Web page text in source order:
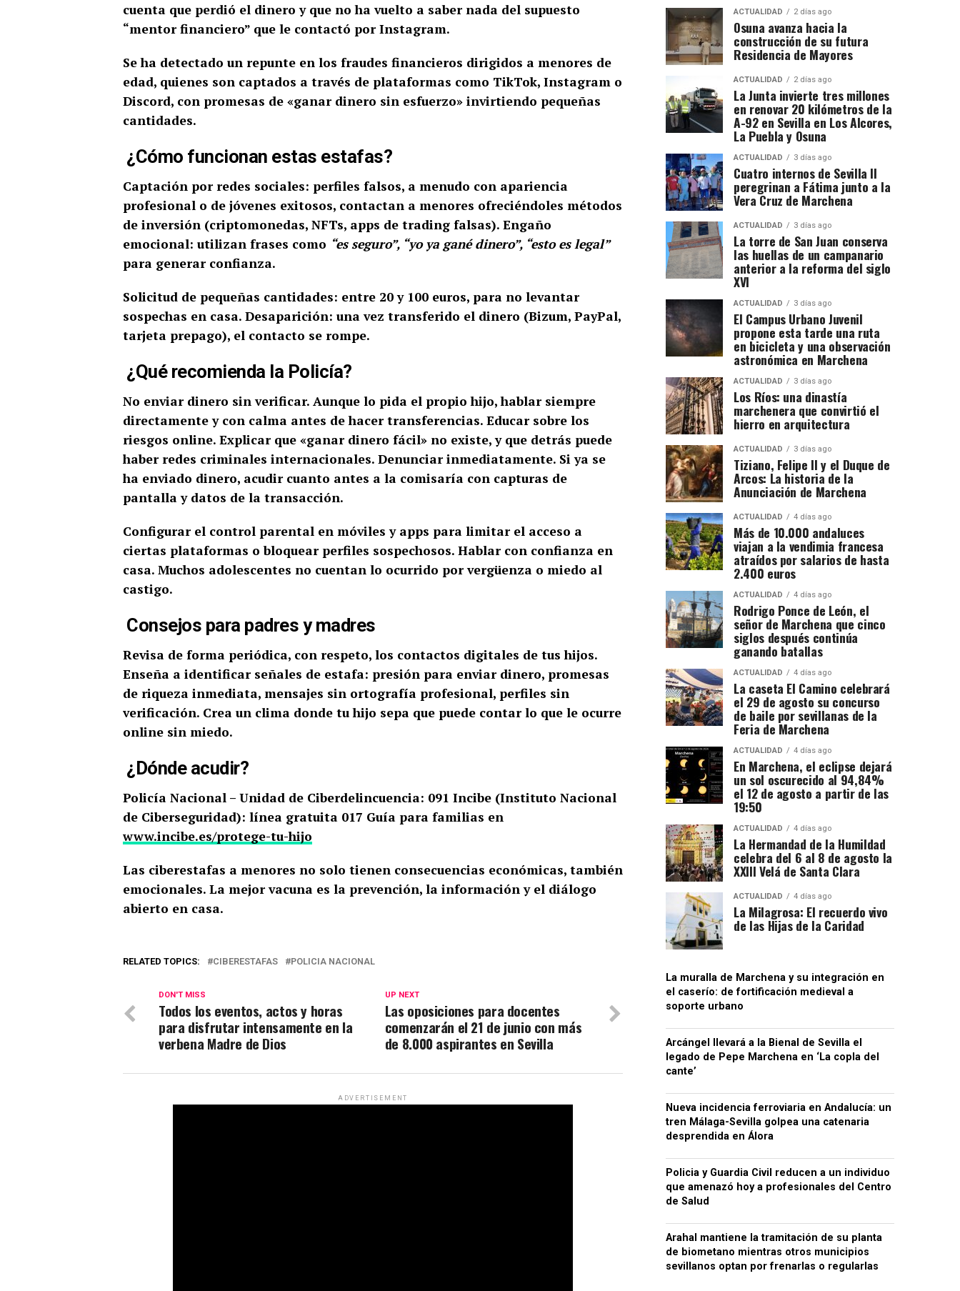
cuenta que perdió el dinero y que no ha vuelto a saber nada del supuesto
“mentor financiero” que le contactó por Instagram.
Se ha detectado un repunte en los fraudes financieros dirigidos a menores de
edad, quienes son captados a través de plataformas como TikTok, Instagram o
Discord, con promesas de «ganar dinero sin esfuerzo» invirtiendo pequeñas
cantidades.
¿Cómo funcionan estas estafas?
Captación por redes sociales: perfiles falsos, a menudo con apariencia
profesional o de jóvenes exitosos, contactan a menores ofreciéndoles métodos
de inversión (criptomonedas, NFTs, apps de trading falsas). Engaño
emocional: utilizan frases como “es seguro”, “yo ya gané dinero”, “esto es legal”
para generar confianza.
Solicitud de pequeñas cantidades: entre 20 y 100 euros, para no levantar
sospechas en casa. Desaparición: una vez transferido el dinero (Bizum, PayPal,
tarjeta prepago), el contacto se rompe.
¿Qué recomienda la Policía?
No enviar dinero sin verificar. Aunque lo pida el propio hijo, hablar siempre
directamente y con calma antes de hacer transferencias. Educar sobre los
riesgos online. Explicar que «ganar dinero fácil» no existe, y que detrás puede
haber redes criminales internacionales. Denunciar inmediatamente. Si ya se
ha enviado dinero, acudir cuanto antes a la comisaría con capturas de
pantalla y datos de la transacción.
Configurar el control parental en móviles y apps para limitar el acceso a
ciertas plataformas o bloquear perfiles sospechosos. Hablar con confianza en
casa. Muchos adolescentes no cuentan lo ocurrido por vergüenza o miedo al
castigo.
Consejos para padres y madres
Revisa de forma periódica, con respeto, los contactos digitales de tus hijos.
Enseña a identificar señales de estafa: presión para enviar dinero, promesas
de riqueza inmediata, mensajes sin ortografía profesional, perfiles sin
verificación. Crea un clima donde tu hijo sepa que puede contar lo que le ocurre
online sin miedo.
¿Dónde acudir?
Policía Nacional – Unidad de Ciberdelincuencia: 091 Incibe (Instituto Nacional
de Ciberseguridad): línea gratuita 017 Guía para familias en
www.incibe.es/protege-tu-hijo
Las ciberestafas a menores no solo tienen consecuencias económicas, también
emocionales. La mejor vacuna es la prevención, la información y el diálogo
abierto en casa.
RELATED TOPICS: CIBERESTAFAS POLICIA NACIONAL
UP NEXT
Las oposiciones para docentes
comenzarán el 21 de junio con más
de 8.000 aspirantes en Sevilla
DON'T MISS
Todos los eventos, actos y horas
para disfrutar intensamente en la
verbena Madre de Dios
ADVERTISEMENT
ACTUALIDAD 2 días ago
Osuna avanza hacia la
construcción de su futura
Residencia de Mayores
ACTUALIDAD 2 días ago
La Junta invierte tres millones
en renovar 20 kilómetros de la
A-92 en Sevilla en Los Alcores,
La Puebla y Osuna
ACTUALIDAD 3 días ago
Cuatro internos de Sevilla II
peregrinan a Fátima junto a la
Vera Cruz de Marchena
ACTUALIDAD 3 días ago
La torre de San Juan conserva
las huellas de un campanario
anterior a la reforma del siglo
XVI
ACTUALIDAD 3 días ago
El Campus Urbano Juvenil
propone esta tarde una ruta
en bicicleta y una observación
astronómica en Marchena
ACTUALIDAD 3 días ago
Los Ríos: una dinastía
marchenera que convirtió el
hierro en arquitectura
ACTUALIDAD 3 días ago
Tiziano, Felipe II y el Duque de
Arcos: La historia de la
Anunciación de Marchena
ACTUALIDAD 4 días ago
Más de 10.000 andaluces
viajan a la vendimia francesa
atraídos por salarios de hasta
2.400 euros
ACTUALIDAD 4 días ago
Rodrigo Ponce de León, el
señor de Marchena que cinco
siglos después continúa
ganando batallas
ACTUALIDAD 4 días ago
La caseta El Camino celebrará
el 29 de agosto su concurso
de baile por sevillanas de la
Feria de Marchena
ACTUALIDAD 4 días ago
En Marchena, el eclipse dejará
un sol oscurecido al 94,84%
el 12 de agosto a partir de las
19:50
ACTUALIDAD 4 días ago
La Hermandad de la Humildad
celebra del 6 al 8 de agosto la
XXIII Velá de Santa Clara
ACTUALIDAD 4 días ago
La Milagrosa: El recuerdo vivo
de las Hijas de la Caridad
La muralla de Marchena y su integración en
el caserío: de fortificación medieval a
soporte urbano
Arcángel llevará a la Bienal de Sevilla el
legado de Pepe Marchena en ‘La copla del
cante’
Nueva incidencia ferroviaria en Andalucía: un
tren Málaga-Sevilla golpea una catenaria
desprendida en Álora
Policia y Guardia Civil reducen a un individuo
que amenazó hoy a profesionales del Centro
de Salud
Arahal mantiene la tramitación de su planta
de biometano mientras otros municipios
sevillanos optan por frenarlas o regularlas